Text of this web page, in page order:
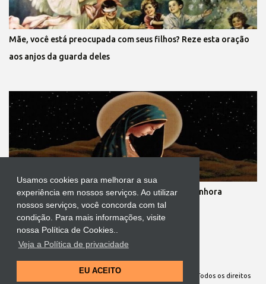
Usamos cookies para melhorar a sua
experiência em nossos serviços. Ao utilizar
nossos serviços, você concorda com tal
condição. Para mais informações, visite
nossa Política de Cookies..
Veja a Política de privacidade
EU ACEITO
Mãe, você está preocupada com seus filhos? Reze esta oração
aos anjos da guarda deles
Novena dos nove meses de gestação de Nossa Senhora
Tecnologia do Blogger
Site Oficial da Comunidade Nossa Senhora cuida de mim. Todos os direitos